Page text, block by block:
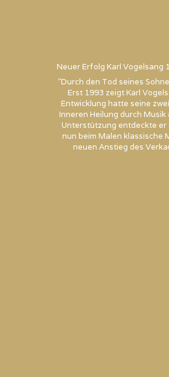
Neuer Erfolg Karl Vogelsang
"Durch den Tod seines
Erst 1993 zeigt Karl
Entwicklung hatte seine
Inneren Heilung durch
Unterstützung entdeckte er
nun beim Malen klassische
neuen Anstieg des